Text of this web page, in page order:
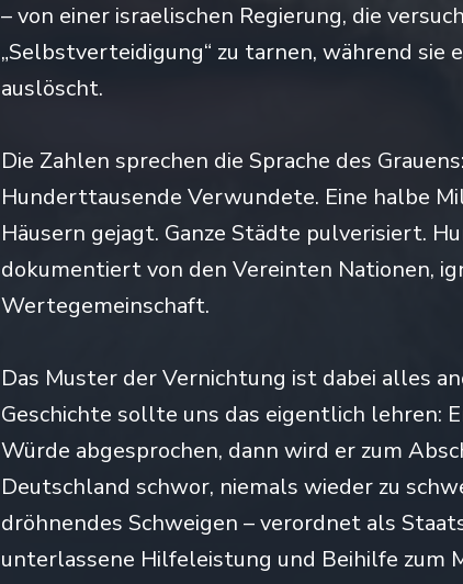
– von einer israelischen Regierung, die
„Selbstverteidigung“ zu tarnen, während sie
auslöscht.
Die Zahlen sprechen die Sprache des
Hunderttausende Verwundete. Eine halbe
Häusern gejagt. Ganze Städte pulverisiert.
dokumentiert von den Vereinten Nationen,
Wertegemeinschaft.
Das Muster der Vernichtung ist dabei alles
Geschichte sollte uns das eigentlich lehren:
Würde abgesprochen, dann wird er zum
Deutschland schwor, niemals wieder zu
dröhnendes Schweigen – verordnet als
unterlassene Hilfeleistung und Beihilfe zum